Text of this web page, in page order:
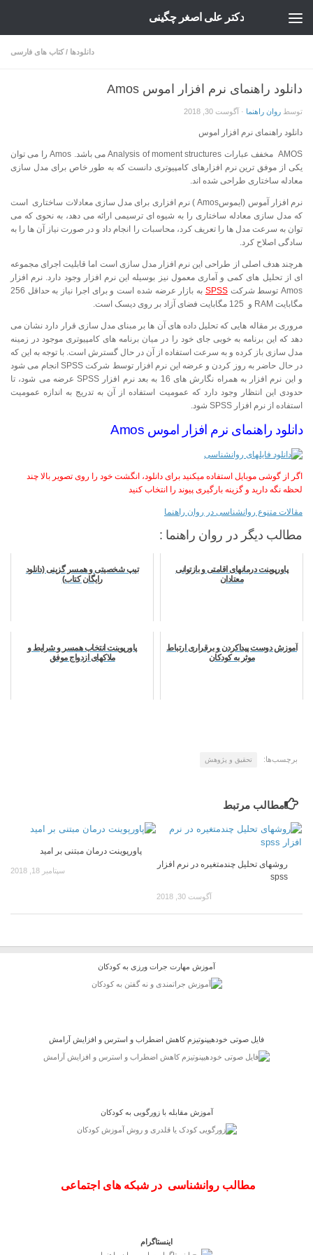
دکتر علی اصغر چگینی
دانلودها / کتاب های فارسی
دانلود راهنمای نرم افزار اموس Amos
توسط روان راهنما · آگوست 30, 2018
دانلود راهنمای نرم افزار اموس
AMOS مخفف عبارات Analysis of moment structures می باشد. Amos را می توان
یکی از موفق ترین نرم افزارهای کامپیوتری دانست که به طور خاص برای مدل سازی
معادله ساختاری طراحی شده اند.
نرم افزار آموس (ایموسAmos ) نرم افزاری برای مدل سازی معادلات ساختاری است
که مدل سازی معادله ساختاری را به شیوه ای ترسیمی ارائه می دهد، به نحوی که می
توان به سرعت مدل ها را تعریف کرد، محاسبات را انجام داد و در صورت نیاز آن ها را به
سادگی اصلاح کرد.
هرچند هدف اصلی از طراحی این نرم افزار مدل سازی است اما قابلیت اجرای مجموعه
ای از تحلیل های کمی و آماری معمول نیز بوسیله این نرم افزار وجود دارد. نرم افزار
Amos توسط شرکت
SPSS
به بازار عرضه شده است و برای اجرا نیاز به حداقل 256
مگابایت RAM و 125 مگابایت فضای آزاد بر روی دیسک است.
مروری بر مقاله هایی که تحلیل داده های آن ها بر مبنای مدل سازی قرار دارد نشان می
دهد که این برنامه به خوبی جای خود را در میان برنامه های کامپیوتری موجود در زمینه
مدل سازی باز کرده و به سرعت استفاده از آن در حال گسترش است. با توجه به این که
در حال حاضر به روز کردن و عرضه این نرم افزار توسط شرکت SPSS انجام می شود
و این نرم افزار به همراه نگارش های 16 به بعد نرم افزار SPSS عرضه می شود، تا
حدودی این انتظار وجود دارد که عمومیت استفاده از آن به تدریج به اندازه عمومیت
استفاده از نرم افزار SPSS شود.
دانلود راهنمای نرم افزار اموس Amos
اگر از گوشی موبایل استفاده میکنید برای دانلود، انگشت خود را روی تصویر بالا چند
لحظه نگه دارید و گزینه بارگیری پیوند را انتخاب کنید
مقالات متنوع روانشناسی در روان راهنما
مطالب دیگر در روان راهنما :
پاورپوینت درمانهای اقامتی و بازتوانی
معتادان
تیپ شخصیتی و همسر گزینی (دانلود
رایگان کتاب)
آموزش دوست پیداکردن و برقراری ارتباط
موثر به کودکان
پاورپوینت انتخاب همسر و شرایط و
ملاکهای ازدواج موفق
برچسب‌ها: تحقیق و پژوهش
مطالب مرتبط
پاورپوینت درمان مبتنی بر امید
سپتامبر 18, 2018
روشهای تحلیل چندمتغيره در نرم افزار
spss
آگوست 30, 2018
آموزش مقابله با زورگویی به کودکان
فایل صوتی خودهیپنوتیزم کاهش اضطراب و استرس و افزایش آرامش
آموزش مهارت جرات ورزی به کودکان
مطالب روانشناسی در شبکه های اجتماعی
اینستاگرام